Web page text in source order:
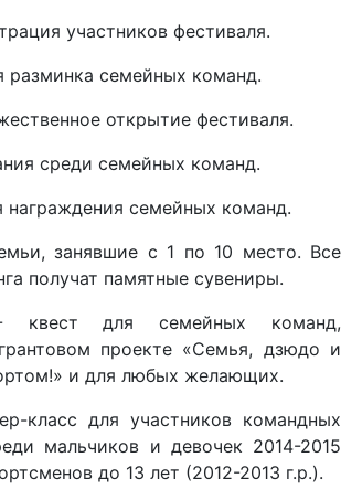
участников фестиваля.
семейных команд.
открытие фестиваля.
среди семейных команд.
награждения семейных команд.
занявшие с 1 по 10 место. Все
получат памятные сувениры.
квест для семейных команд,
проекте «Семья, дзюдо и
и для любых желающих.
класс для участников командных
мальчиков и девочек 2014-2015
до 13 лет (2012-2013 г.р.).